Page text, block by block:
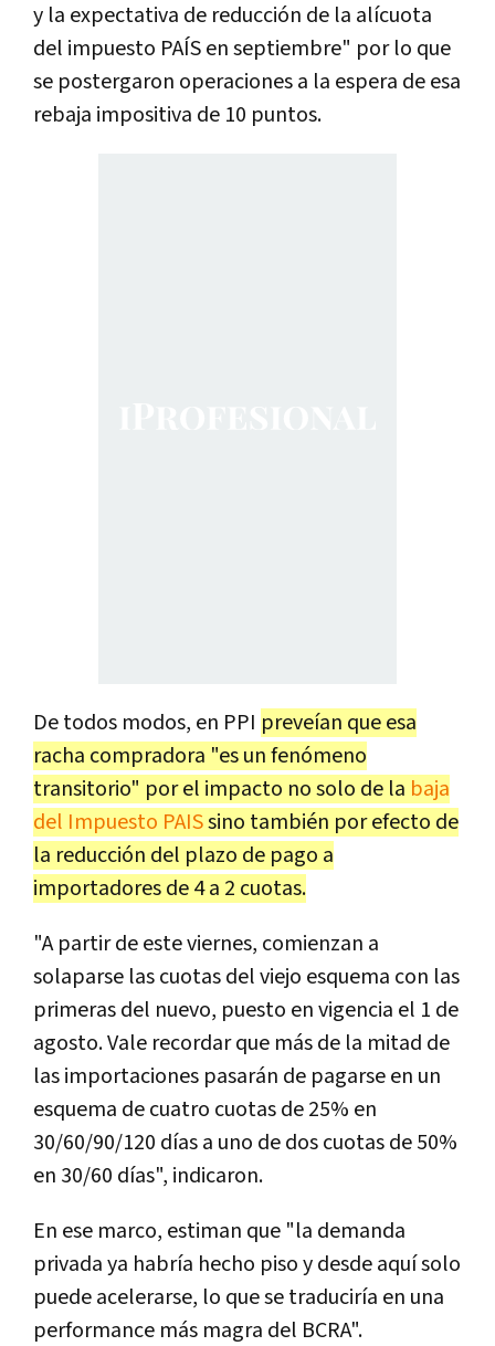
y la expectativa de reducción de la alícuota
del impuesto PAÍS en septiembre" por lo que
se postergaron operaciones a la espera de esa
rebaja impositiva de 10 puntos.
De todos modos, en PPI preveían que esa
racha compradora "es un fenómeno
transitorio" por el impacto no solo de la baja
del Impuesto PAISsino también por efecto de
la reducción del plazo de pago a
importadores de 4 a 2 cuotas.
"A partir de este viernes, comienzan a
solaparse las cuotas del viejo esquema con las
primeras del nuevo, puesto en vigencia el 1 de
agosto. Vale recordar que más de la mitad de
las importaciones pasarán de pagarse en un
esquema de cuatro cuotas de 25% en
30/60/90/120 días a uno de dos cuotas de 50%
en 30/60 días", indicaron.
En ese marco, estiman que "la demanda
privada ya habría hecho piso y desde aquí solo
puede acelerarse, lo que se traduciría en una
performance más magra del BCRA".